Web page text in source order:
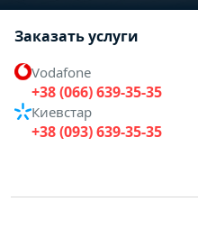
Заказать услуги
Vodafone
+38 (066) 639-35-35
Киевстар
+38 (093) 639-35-35